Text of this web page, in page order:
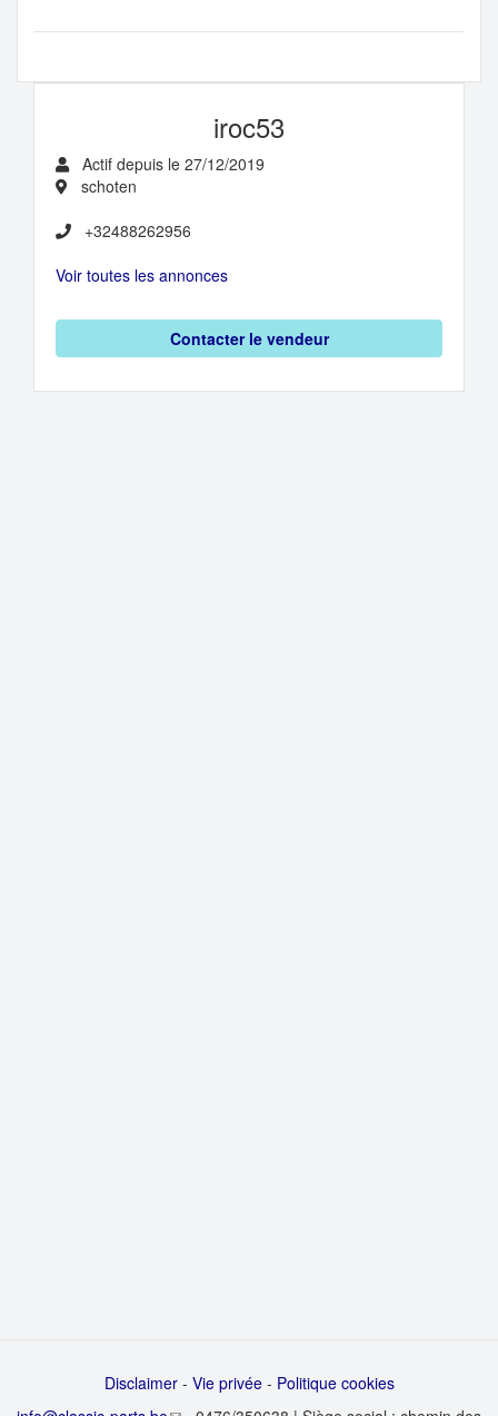
iroc53
Actif depuis le 27/12/2019
schoten
+32488262956
Voir toutes les annonces
Contacter le vendeur
Disclaimer- Vie privée- Politique cookies